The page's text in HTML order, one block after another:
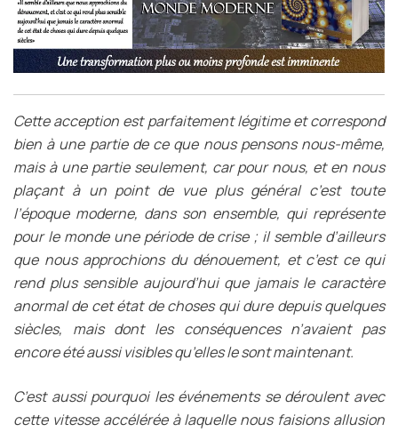
Cette acception est parfaitement légitime et correspond
bien à une partie de ce que nous pensons nous-même,
mais à une partie seulement, car pour nous, et en nous
plaçant à un point de vue plus général c’est toute
l’époque moderne, dans son ensemble, qui représente
pour le monde une période de crise ; il semble d’ailleurs
que nous approchions du dénouement, et c’est ce qui
rend plus sensible aujourd’hui que jamais le caractère
anormal de cet état de choses qui dure depuis quelques
siècles, mais dont les conséquences n’avaient pas
encore été aussi visibles qu’elles le sont maintenant.
C’est aussi pourquoi les événements se déroulent avec
cette vitesse accélérée à laquelle nous faisions allusion